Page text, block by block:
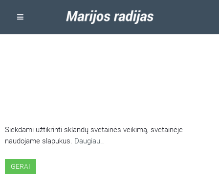
Siekdami užtikrinti sklandų svetainės veikimą, svetainėje
naudojame slapukus. Daugiau..
GERAI